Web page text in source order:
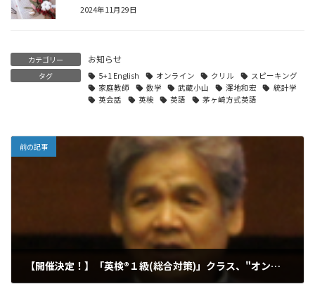
2024年11月29日
カテゴリー お知らせ
タグ 5+1 English オンライン クリル
スピーキング
家庭教師
数学 武蔵小山 澤地和宏
統計学
英会話
英検 英語 茅ヶ崎方式英語
前の記事
【開催決定！】「英検®１級(総合対策)」クラス、"オンライン無料説明会＆参加型体験会"